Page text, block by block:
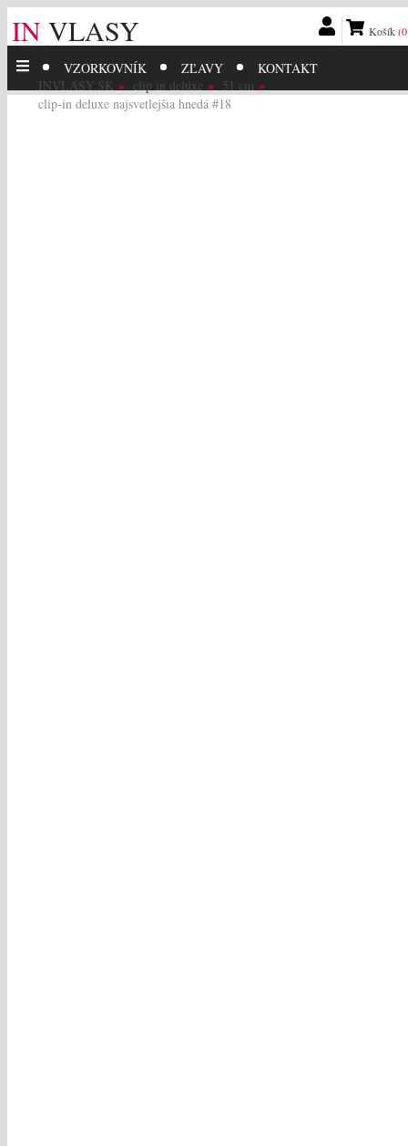
VZORKOVNÍK ZĽAVY KONTAKT
IN VLASY Košík
INVLASY.SK clip in deluxe
51 cm
clip-in deluxe najsvetlejšia hnedá #18